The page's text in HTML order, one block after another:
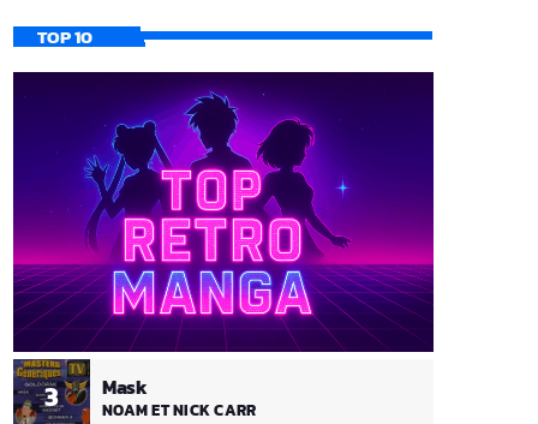
TOP 10
3 Mask
NOAM ET NICK CARR